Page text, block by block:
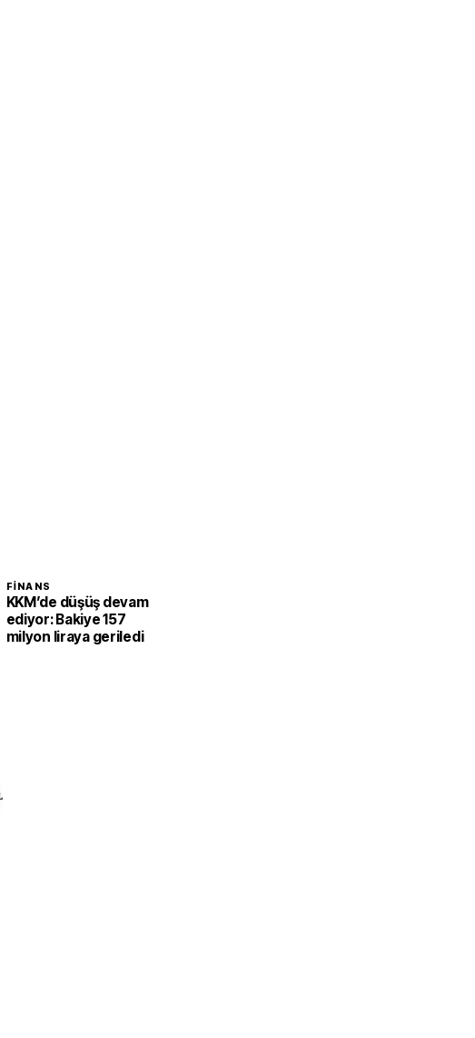
FINANS
KKM’de düşüş devam
ediyor: Bakiye 157
milyon liraya geriledi